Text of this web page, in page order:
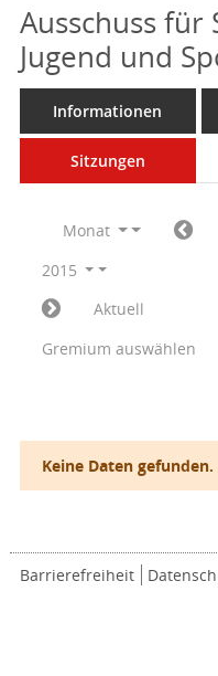
Ausschuss für
Jugend und
Informationen
Sitzungen
Monat
2015
Aktuell
Gremium auswählen
Keine Daten gefunden.
Barrierefreiheit